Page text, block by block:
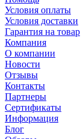
Условия оплаты
Условия доставки
Гарантия на товар
Компания
О компании
Новости
Отзывы
Контакты
Партнеры
Сертификаты
Информация
Блог